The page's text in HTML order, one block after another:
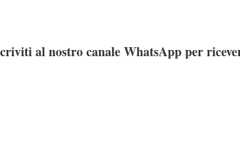
al nostro canale WhatsApp per